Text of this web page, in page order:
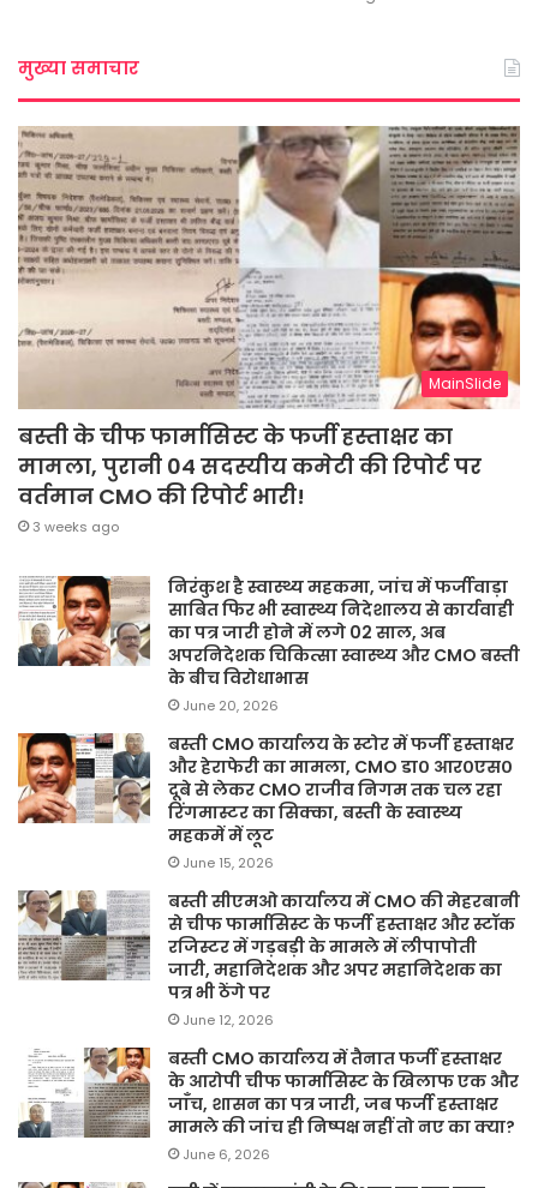
मुख्या समाचार
MainSlide
बस्ती के चीफ फार्मासिस्ट के फर्जी हस्ताक्षर का
मामला, पुरानी 04 सदस्यीय कमेटी की रिपोर्ट पर
वर्तमान CMO की रिपोर्ट भारी!
3 weeks ago
निरंकुश है स्वास्थ्य महकमा, जांच में फर्जीवाड़ा
साबित फिर भी स्वास्थ्य निदेशालय से कार्यवाही
का पत्र जारी होने में लगे 02 साल, अब
अपरनिदेशक चिकित्सा स्वास्थ्य और CMO बस्ती
के बीच विरोधाभास
June 20, 2026
बस्ती CMO कार्यालय के स्टोर में फर्जी हस्ताक्षर
और हेराफेरी का मामला, CMO डा० आर०एस०
दूबे से लेकर CMO राजीव निगम तक चल रहा
रिंगमास्टर का सिक्का, बस्ती के स्वास्थ्य
महकमें में लूट
June 15, 2026
बस्ती सीएमओ कार्यालय में CMO की मेहरबानी
से चीफ फार्मासिस्ट के फर्जी हस्ताक्षर और स्टॉक
रजिस्टर में गड़बड़ी के मामले में लीपापोती
जारी, महानिदेशक और अपर महानिदेशक का
पत्र भी ठेंगे पर
June 12, 2026
बस्ती CMO कार्यालय में तैनात फर्जी हस्ताक्षर
के आरोपी चीफ फार्मासिस्ट के खिलाफ एक और
जाँच, शासन का पत्र जारी, जब फर्जी हस्ताक्षर
मामले की जांच ही निष्पक्ष नहीं तो नए का क्या?
June 6, 2026